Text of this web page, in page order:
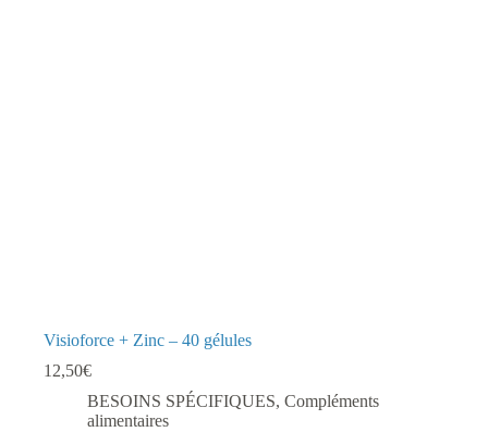
Visioforce + Zinc – 40 gélules
12,50€
BESOINS SPÉCIFIQUES, Compléments
alimentaires